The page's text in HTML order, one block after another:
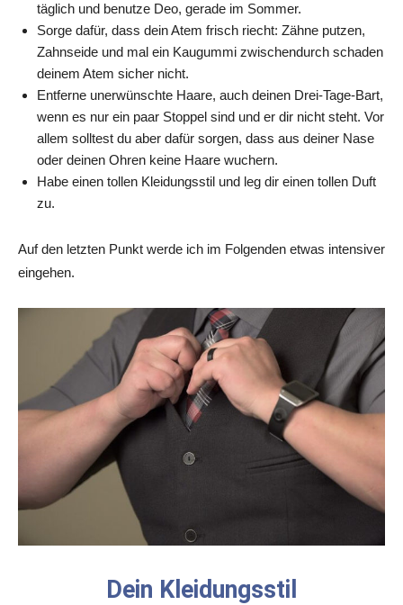
täglich und benutze Deo, gerade im Sommer.
Sorge dafür, dass dein Atem frisch riecht: Zähne putzen,
Zahnseide und mal ein Kaugummi zwischendurch schaden
deinem Atem sicher nicht.
Entferne unerwünschte Haare, auch deinen Drei-Tage-Bart,
wenn es nur ein paar Stoppel sind und er dir nicht steht. Vor
allem solltest du aber dafür sorgen, dass aus deiner Nase
oder deinen Ohren keine Haare wuchern.
Habe einen tollen Kleidungsstil und leg dir einen tollen Duft
zu.
Auf den letzten Punkt werde ich im Folgenden etwas intensiver
eingehen.
Dein Kleidungsstil